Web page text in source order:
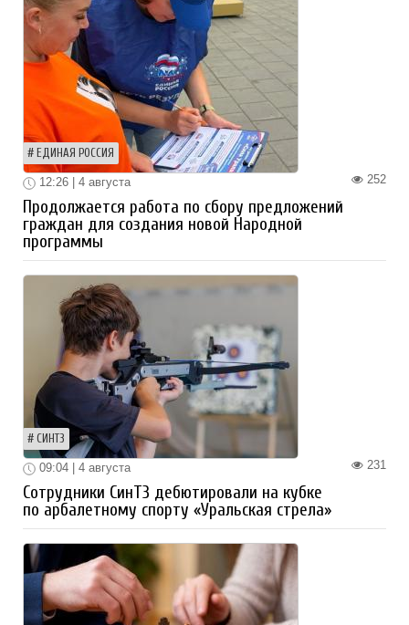
ЕДИНАЯ РОССИЯ
252
12:26 | 4 августа
Продолжается работа по сбору предложений
граждан для создания новой Народной
программы
СИНТЗ
231
09:04 | 4 августа
Сотрудники СинТЗ дебютировали на кубке
по арбалетному спорту «Уральская стрела»